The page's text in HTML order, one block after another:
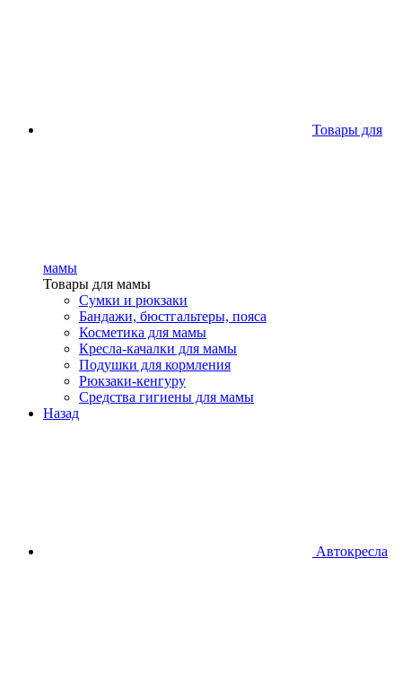
Товары для
мамы
Товары для мамы
Сумки и рюкзаки
Бандажи, бюстгальтеры, пояса
Косметика для мамы
Кресла-качалки для мамы
Подушки для кормления
Рюкзаки-кенгуру
Средства гигиены для мамы
Назад
Автокресла